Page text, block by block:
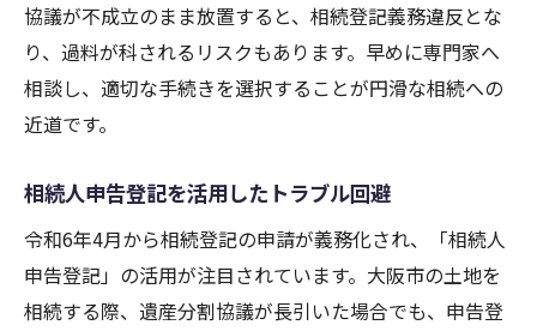
協議が不成立のまま放置すると、相続登記義務違反とな
り、過料が科されるリスクもあります。早めに専門家へ
相談し、適切な手続きを選択することが円滑な相続への
近道です。
相続人申告登記を活用したトラブル回避
令和6年4月から相続登記の申請が義務化され、「相続人
申告登記」の活用が注目されています。大阪市の土地を
相続する際、遺産分割協議が長引いた場合でも、申告登